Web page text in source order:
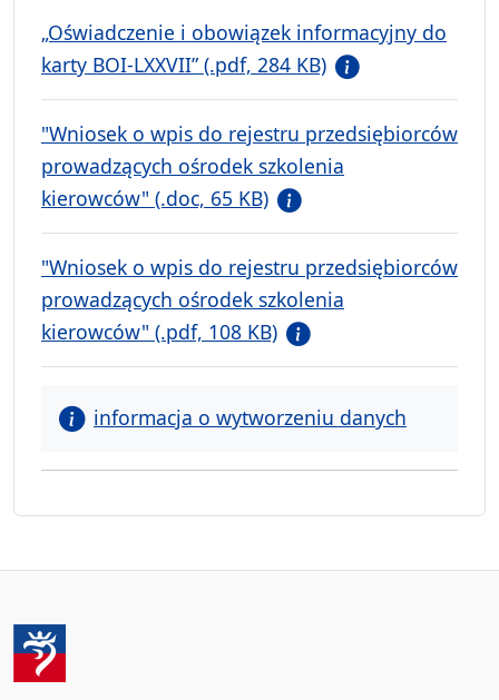
„Oświadczenie i obowiązek informacyjny do
karty BOI-LXXVII” (.pdf, 284 KB)
"Wniosek o wpis do rejestru przedsiębiorców
prowadzących ośrodek szkolenia
kierowców" (.doc, 65 KB)
"Wniosek o wpis do rejestru przedsiębiorców
prowadzących ośrodek szkolenia
kierowców" (.pdf, 108 KB)
informacja o wytworzeniu danych